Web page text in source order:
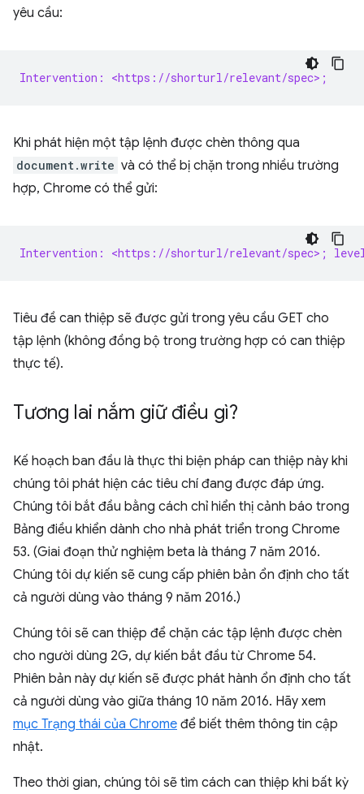
yêu cầu:
Intervention: <https://shorturl/relevant/spec>;
Khi phát hiện một tập lệnh được chèn thông qua
document.write và có thể bị chặn trong nhiều trường
hợp, Chrome có thể gửi:
Intervention: <https://shorturl/relevant/spec>;
Tiêu đề can thiệp sẽ được gửi trong yêu cầu GET cho
tập lệnh (không đồng bộ trong trường hợp có can thiệp
thực tế).
Tương lai nắm giữ điều gì?
Kế hoạch ban đầu là thực thi biện pháp can thiệp này khi
chúng tôi phát hiện các tiêu chí đang được đáp ứng.
Chúng tôi bắt đầu bằng cách chỉ hiển thị cảnh báo trong
Bảng điều khiển dành cho nhà phát triển trong Chrome
53. (Giai đoạn thử nghiệm beta là tháng 7 năm 2016.
Chúng tôi dự kiến sẽ cung cấp phiên bản ổn định cho tất
cả người dùng vào tháng 9 năm 2016.)
Chúng tôi sẽ can thiệp để chặn các tập lệnh được chèn
cho người dùng 2G, dự kiến bắt đầu từ Chrome 54.
Phiên bản này dự kiến sẽ được phát hành ổn định cho tất
cả người dùng vào giữa tháng 10 năm 2016. Hãy xem
mục Trạng thái của Chrome để biết thêm thông tin cập
nhật.
Theo thời gian, chúng tôi sẽ tìm cách can thiệp khi bất kỳ